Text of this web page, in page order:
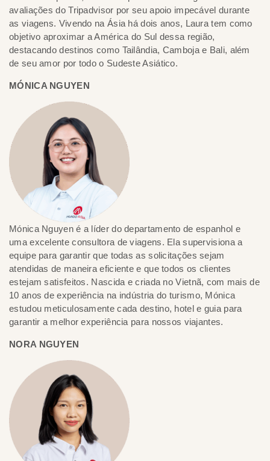
avaliações do Tripadvisor por seu apoio impecável durante
as viagens. Vivendo na Ásia há dois anos, Laura tem como
objetivo aproximar a América do Sul dessa região,
destacando destinos como Tailândia, Camboja e Bali, além
de seu amor por todo o Sudeste Asiático.
MÓNICA NGUYEN
Mónica Nguyen é a líder do departamento de espanhol e
uma excelente consultora de viagens. Ela supervisiona a
equipe para garantir que todas as solicitações sejam
atendidas de maneira eficiente e que todos os clientes
estejam satisfeitos. Nascida e criada no Vietnã, com mais de
10 anos de experiência na indústria do turismo, Mónica
estudou meticulosamente cada destino, hotel e guia para
garantir a melhor experiência para nossos viajantes.
NORA NGUYEN